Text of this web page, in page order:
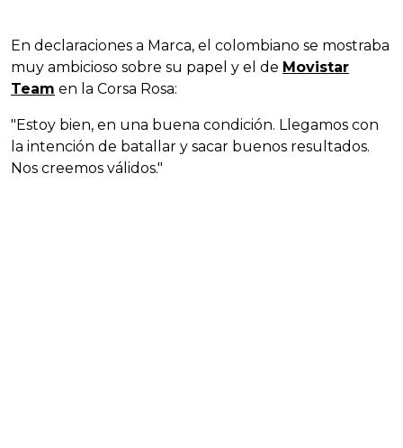
En declaraciones a Marca, el colombiano se mostraba
muy ambicioso sobre su papel y el de Movistar
Team en la Corsa Rosa:
"Estoy bien, en una buena condición. Llegamos con
la intención de batallar y sacar buenos resultados.
Nos creemos válidos."